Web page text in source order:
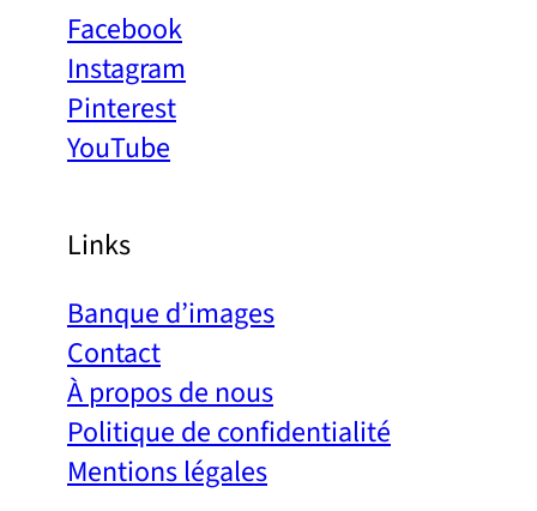
Facebook
Instagram
Pinterest
YouTube
Links
Banque d’images
Contact
À propos de nous
Politique de confidentialité
Mentions légales